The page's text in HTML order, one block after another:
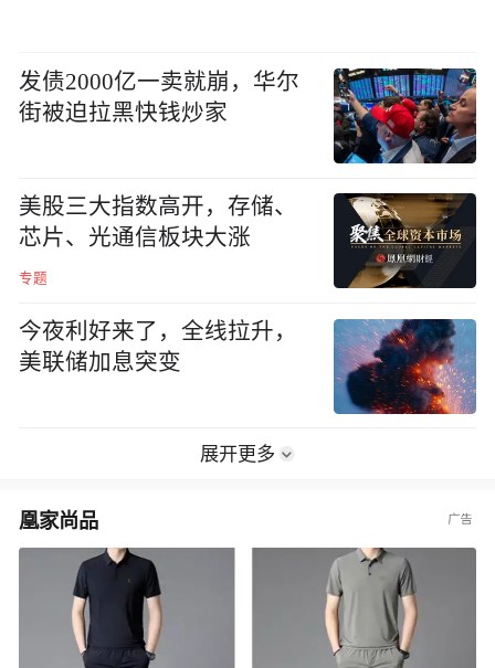
发债2000亿一卖就崩，华尔
街被迫拉黑快钱炒家
美股三大指数高开，存储、
芯片、光通信板块大涨
专题
今夜利好来了，全线拉升，
美联储加息突变
展开更多
凰家尚品